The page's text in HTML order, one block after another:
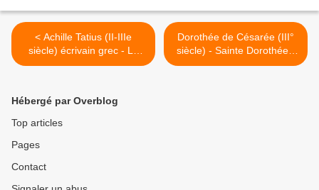
< Achille Tatius (II-IIIe
siècle) écrivain grec - Le
roman de Leucippé et
Dorothée de Césarée (III°
siècle) - Sainte Dorothée -
La panier de pommes et de
Hébergé par Overblog
Top articles
Pages
Contact